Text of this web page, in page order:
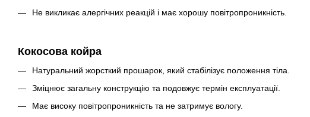
Не викликає алергічних реакцій і має хорошу повітропроникність.
Кокосова койра
Натуральний жорсткий прошарок, який стабілізує положення тіла.
Зміцнює загальну конструкцію та подовжує термін експлуатації.
Має високу повітропроникність та не затримує вологу.